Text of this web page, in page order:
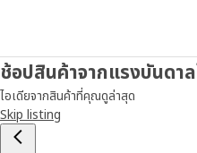
ช้อปสินค้าจากแรงบันดาล
ไอเดียจากสินค้าที่คุณดูล่าสุด
Skip listing